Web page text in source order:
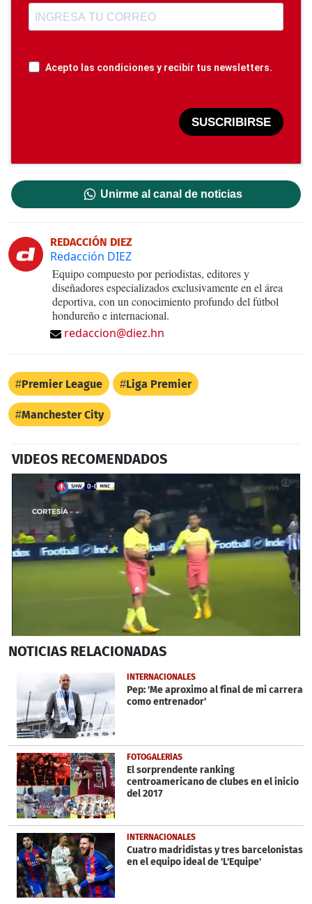
Acepto las condiciones y recibir tus newsletters.
SUSCRIBIRSE
Unirme al canal de noticias
REDACCIÓN DIEZ
Redacción DIEZ
Equipo compuesto por periodistas, editores y
diseñadores especializados exclusivamente en el área
deportiva, con un conocimiento profundo del fútbol
hondureño e internacional.
redaccion@diez.hn
Premier League Liga Premier
Manchester City
VIDEOS RECOMENDADOS
seconds
NOTICIAS RELACIONADAS
INTERNACIONALES
Pep: 'Me aproximo al final de mi carrera
como entrenador'
FOTOGALERÍAS
El sorprendente ranking
centroamericano de clubes en el inicio
del 2017
INTERNACIONALES
Cuatro madridistas y tres barcelonistas
en el equipo ideal de 'L'Equipe'